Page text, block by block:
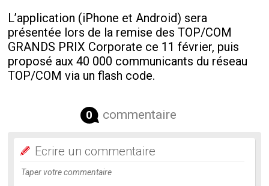
L’application (iPhone et Android) sera
présentée lors de la remise des TOP/COM
GRANDS PRIX Corporate ce 11 février, puis
proposé aux 40 000 communicants du réseau
TOP/COM via un flash code.
0 commentaire
Ecrire un commentaire